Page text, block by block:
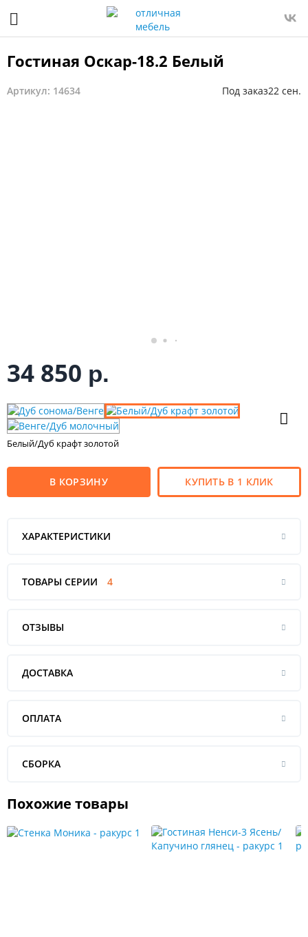
Гостиная Оскар-18.2 Белый
Артикул: 14634 Под заказ22 сен.
34 850 р.
Белый/Дуб крафт золотой
В КОРЗИНУ КУПИТЬ В 1 КЛИК
ХАРАКТЕРИСТИКИ
ТОВАРЫ СЕРИИ 4
ОТЗЫВЫ
ДОСТАВКА
ОПЛАТА
СБОРКА
Похожие товары